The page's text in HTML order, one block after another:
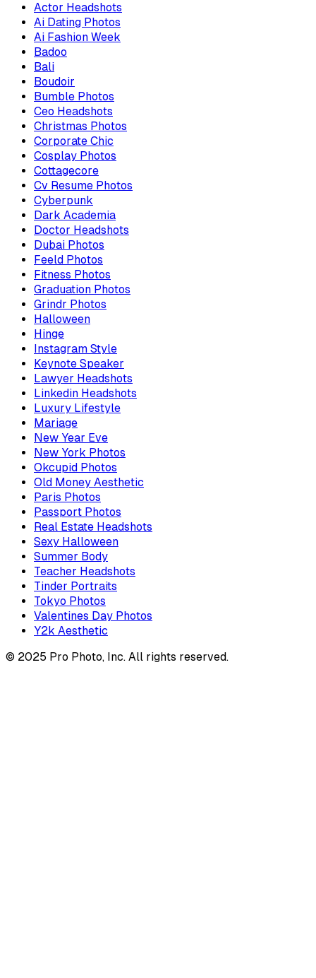
Actor Headshots
Ai Dating Photos
Ai Fashion Week
Badoo
Bali
Boudoir
Bumble Photos
Ceo Headshots
Christmas Photos
Corporate Chic
Cosplay Photos
Cottagecore
Cv Resume Photos
Cyberpunk
Dark Academia
Doctor Headshots
Dubai Photos
Feeld Photos
Fitness Photos
Graduation Photos
Grindr Photos
Halloween
Hinge
Instagram Style
Keynote Speaker
Lawyer Headshots
Linkedin Headshots
Luxury Lifestyle
Mariage
New Year Eve
New York Photos
Okcupid Photos
Old Money Aesthetic
Paris Photos
Passport Photos
Real Estate Headshots
Sexy Halloween
Summer Body
Teacher Headshots
Tinder Portraits
Tokyo Photos
Valentines Day Photos
Y2k Aesthetic
© 2025 Pro Photo, Inc. All rights reserved.